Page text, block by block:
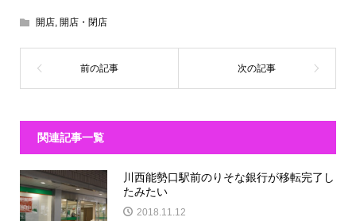
開店, 開店・閉店
関連記事一覧
川西能勢口駅前のりそな銀行が移転完了し
たみたい
2018.11.12